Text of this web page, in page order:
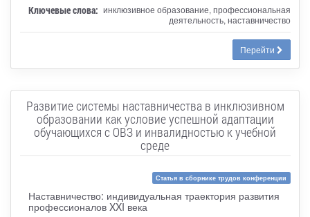
Ключевые слова: инклюзивное образование, профессиональная
деятельность, наставничество
Перейти
Развитие системы наставничества в инклюзивном
образовании как условие успешной адаптации
обучающихся с ОВЗ и инвалидностью к учебной
среде
Статья в сборнике трудов конференции
Наставничество: индивидуальная траектория развития
профессионалов XXI века